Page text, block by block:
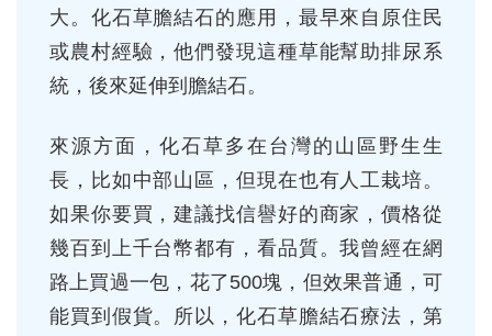
大。化石草膽結石的應用，最早來自原住民
或農村經驗，他們發現這種草能幫助排尿系
統，後來延伸到膽結石。
來源方面，化石草多在台灣的山區野生生
長，比如中部山區，但現在也有人工栽培。
如果你要買，建議找信譽好的商家，價格從
幾百到上千台幣都有，看品質。我曾經在網
路上買過一包，花了500塊，但效果普通，可
能買到假貨。所以，化石草膽結石療法，第